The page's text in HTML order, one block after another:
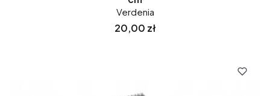
Verdenia
Cena
20,00 zł